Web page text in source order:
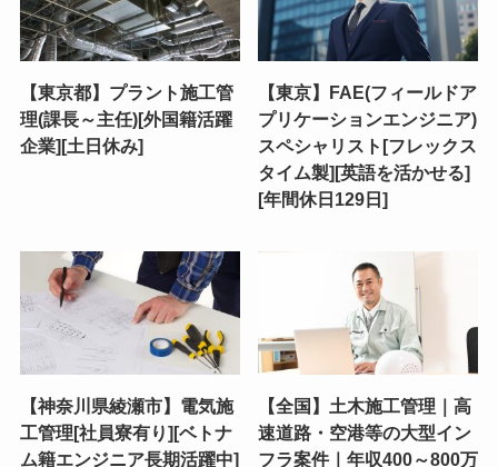
【東京都】プラント施工管
理(課長～主任)[外国籍活躍
企業][土日休み]
【東京】FAE(フィールドア
プリケーションエンジニア)
スペシャリスト[フレックス
タイム製][英語を活かせる]
[年間休日129日]
【神奈川県綾瀬市】電気施
工管理[社員寮有り][ベトナ
ム籍エンジニア長期活躍中]
【全国】土木施工管理｜高
速道路・空港等の大型イン
フラ案件｜年収400～800万